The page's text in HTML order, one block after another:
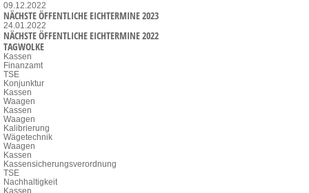
09.12.2022
NÄCHSTE ÖFFENTLICHE EICHTERMINE 2023
24.01.2022
NÄCHSTE ÖFFENTLICHE EICHTERMINE 2022
TAGWOLKE
Kassen
Finanzamt
TSE
Konjunktur
Kassen
Waagen
Kassen
Waagen
Kalibrierung
Wägetechnik
Waagen
Kassen
Kassensicherungsverordnung
TSE
Nachhaltigkeit
Kassen